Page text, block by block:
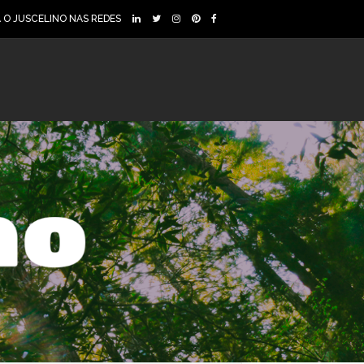
O JUSCELINO NAS REDES